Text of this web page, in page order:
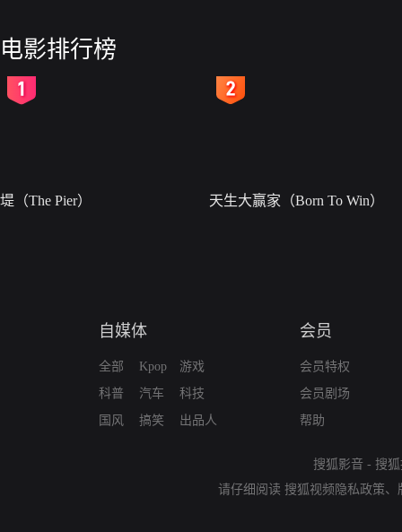
电影排行榜
堤（The Pier） 天生大赢家（Born To Win）
自媒体
全部
科普
国风
Kpop
汽车
搞笑
游戏
科技
出品人
会员
会员特权
会员剧场
帮助
搜狐影音 - 搜
请仔细阅读 搜狐视频隐私政策、